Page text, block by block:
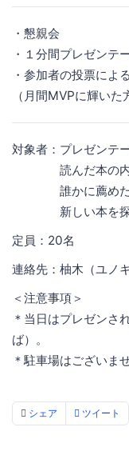
・懇親会
・１分間プレゼンテ
・参加者の投票によ
（月間MVPに輝い
対象者：プレゼンテ
読んだ本の内容
誰かに薦めた
新しい本を探
定員：20名
連絡先：柚木（ユ
＜注意事項＞
＊当日はプレゼンさ
ば）。
＊駐車場はございま
シェア ツイート